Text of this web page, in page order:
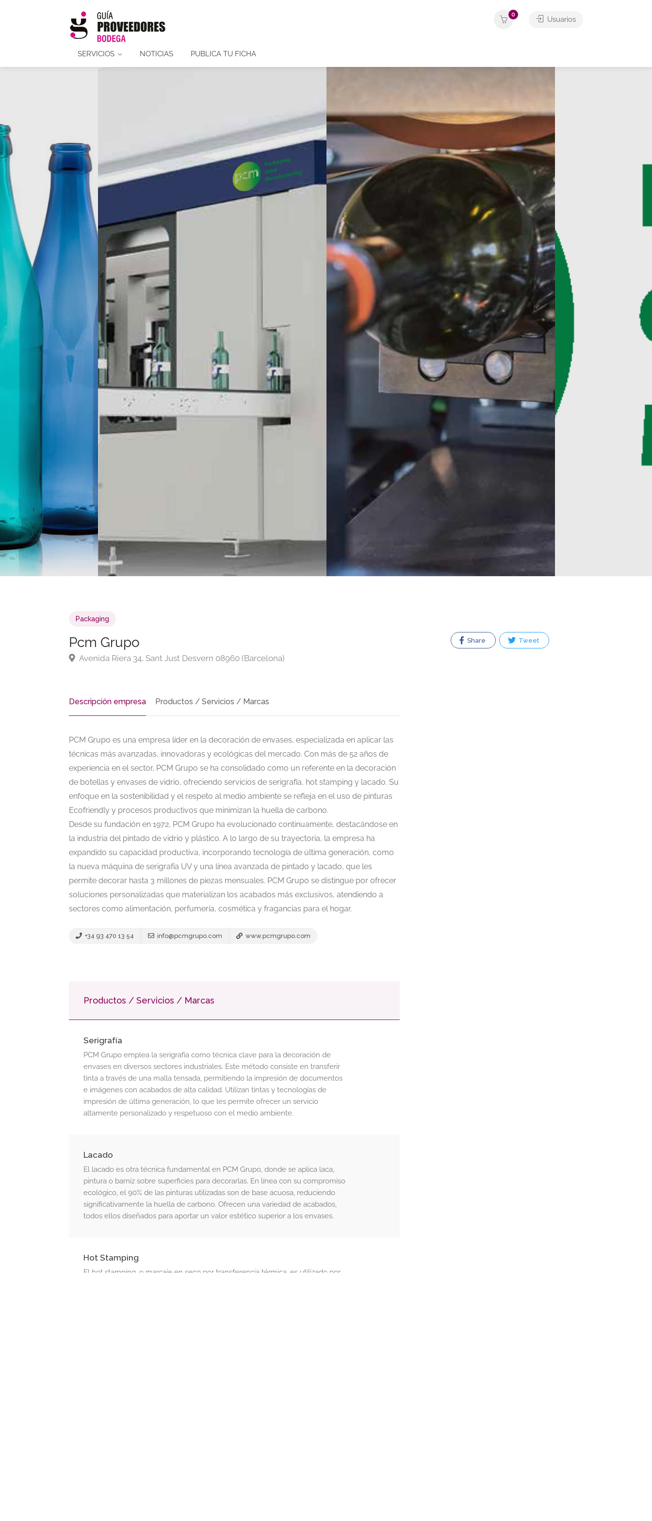
SERVICIOS NOTICIAS PUBLICA TU FICHA
0
Usuarios
Packaging
Pcm Grupo
Avenida Riera 34, Sant Just Desvern 08960 (Barcelona)
Descripción empresa Productos / Servicios / Marcas
PCM Grupo es una empresa líder en la decoración de envases, especializada en aplicar las
técnicas más avanzadas, innovadoras y ecológicas del mercado. Con más de 52 años de
experiencia en el sector, PCM Grupo se ha consolidado como un referente en la decoración
de botellas y envases de vidrio, ofreciendo servicios de serigrafía, hot stamping y lacado. Su
enfoque en la sostenibilidad y el respeto al medio ambiente se refleja en el uso de pinturas
Ecofriendly y procesos productivos que minimizan la huella de carbono.
Desde su fundación en 1972, PCM Grupo ha evolucionado continuamente, destacándose en
la industria del pintado de vidrio y plástico. A lo largo de su trayectoria, la empresa ha
expandido su capacidad productiva, incorporando tecnología de última generación, como
la nueva máquina de serigrafía UV y una línea avanzada de pintado y lacado, que les
permite decorar hasta 3 millones de piezas mensuales. PCM Grupo se distingue por ofrecer
soluciones personalizadas que materializan los acabados más exclusivos, atendiendo a
sectores como alimentación, perfumería, cosmética y fragancias para el hogar.
+34 93 470 13 54 info@pcmgrupo.com www.pcmgrupo.com
Productos / Servicios / Marcas
Serigrafía
PCM Grupo emplea la serigrafía como técnica clave para la decoración de
envases en diversos sectores industriales. Este método consiste en transferir
tinta a través de una malla tensada, permitiendo la impresión de documentos
e imágenes con acabados de alta calidad. Utilizan tintas y tecnologías de
impresión de última generación, lo que les permite ofrecer un servicio
altamente personalizado y respetuoso con el medio ambiente.
Lacado
El lacado es otra técnica fundamental en PCM Grupo, donde se aplica laca,
pintura o barniz sobre superficies para decorarlas. En línea con su compromiso
ecológico, el 90% de las pinturas utilizadas son de base acuosa, reduciendo
significativamente la huella de carbono. Ofrecen una variedad de acabados,
todos ellos diseñados para aportar un valor estético superior a los envases.
Hot Stamping
El hot stamping, o marcaje en seco por transferencia térmica, es utilizado por
Share Tweet